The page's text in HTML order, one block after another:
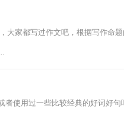
家都写过作文吧，根据写作命
用过一些比较经典的好词好句